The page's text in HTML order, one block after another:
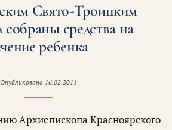
Свято-Троицким
средства на
ребенка
Опубликовано 16.02.2011
Архиепископа Красноярского